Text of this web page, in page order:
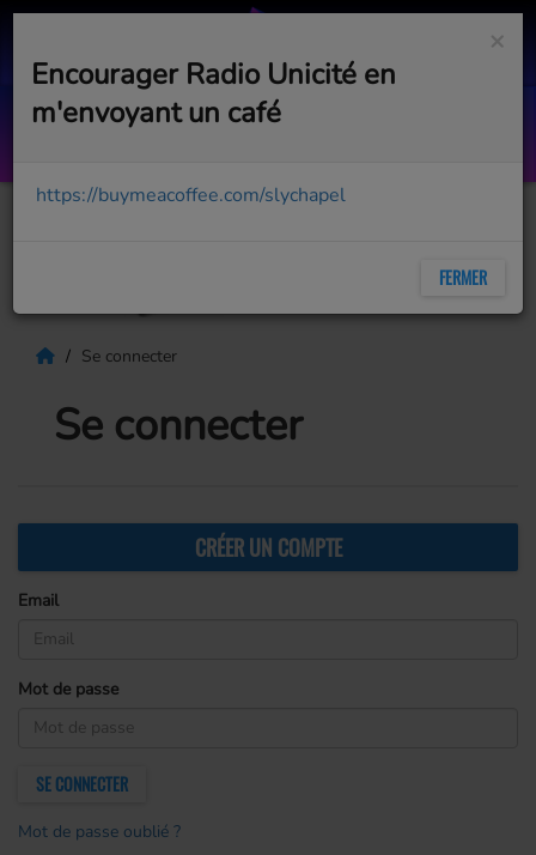
Weekend
Se connecter
Se connecter
CRÉER UN COMPTE
Email
Mot de passe
SE CONNECTER
Mot de passe oublié ?
×
Encourager Radio Unicité en
m'envoyant un café
https://buymeacoffee.com/slychapel
FERMER